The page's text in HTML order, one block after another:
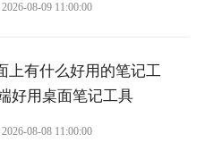
2026-08-09 11:00:00
上有什么好用的笔记工
好用桌面笔记工具
2026-08-08 11:00:00